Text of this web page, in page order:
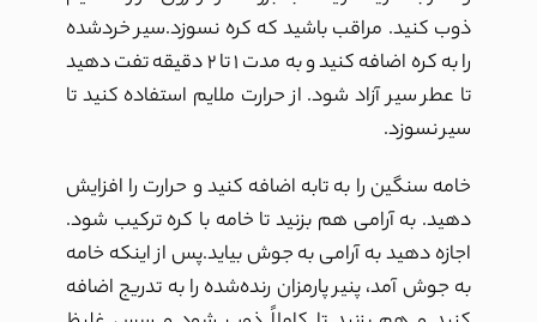
ذوب کنید. مراقب باشید که کره نسوزد.سیر خردشده
را به کره اضافه کنید و به مدت ۱ تا ۲ دقیقه تفت دهید
تا عطر سیر آزاد شود. از حرارت ملایم استفاده کنید تا
سیر نسوزد.
خامه سنگین را به تابه اضافه کنید و حرارت را افزایش
دهید. به آرامی هم بزنید تا خامه با کره ترکیب شود.
اجازه دهید به آرامی به جوش بیاید.پس از اینکه خامه
به جوش آمد، پنیر پارمزان رنده‌شده را به تدریج اضافه